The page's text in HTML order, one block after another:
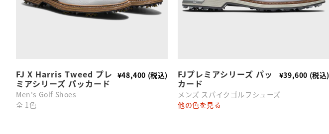
FJ X Harris Tweed プレ
ミアシリーズ パッカード
Men's Golf Shoes
¥48,400 (税込)
全 1色
FJプレミアシリーズ パッ
カード
メンズ スパイクゴルフシューズ
¥39,600 (税込)
他の色を見る